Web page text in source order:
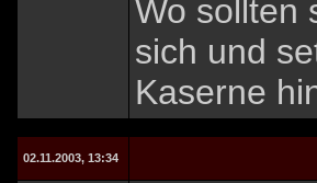
Wo sollten
sich und
Kaserne
02.11.2003, 13:34